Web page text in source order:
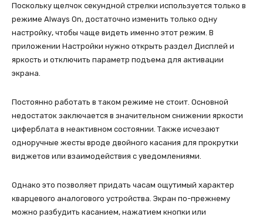
Поскольку щелчок секундной стрелки используется только в
режиме Always On, достаточно изменить только одну
настройку, чтобы чаще видеть именно этот режим. В
приложении Настройки нужно открыть раздел Дисплей и
яркость и отключить параметр подъема для активации
экрана.
Постоянно работать в таком режиме не стоит. Основной
недостаток заключается в значительном снижении яркости
циферблата в неактивном состоянии. Также исчезают
одноручные жесты вроде двойного касания для прокрутки
виджетов или взаимодействия с уведомлениями.
Однако это позволяет придать часам ощутимый характер
кварцевого аналогового устройства. Экран по-прежнему
можно разбудить касанием, нажатием кнопки или